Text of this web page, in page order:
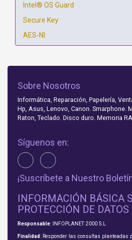
Intel® OS Guard
Secure Key
AES-NI
Sobre Nosotros
Informática, Reparación, Papelería,
Hp, Asus, Lenovo, Canon. Smarphone.
Raton, Teclado. Disco duro. Memoria
Síguenos en:
¡Suscríbete a Nuestro
INFORMACIÓN BÁSICA
PROTECCIÓN DE DATOS
Responsable: INFOPLANET 2000 S.L
Finalidad: Responder las consultas planteadas